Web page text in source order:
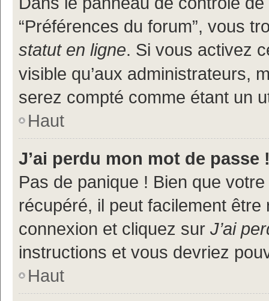
“Préférences du forum”, vous
statut en ligne. Si vous activez
visible qu’aux administrateurs,
serez compté comme étant un
Haut
J’ai perdu mon mot de passe
Pas de panique ! Bien que
récupéré, il peut facilement
connexion et cliquez sur J’ai
instructions et vous devriez
Haut